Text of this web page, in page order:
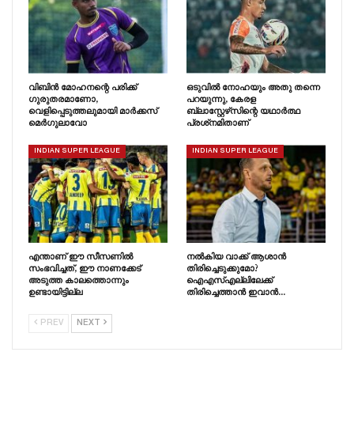
വിബിൻ മോഹനന്റെ പരിക്ക്
ഗുരുതരമാണോ,
വെളിപ്പെടുത്തലുമായി മാർക്കസ്
മെർഗുലാവോ
ഒടുവിൽ നോഹയും അതു തന്നെ
പറയുന്നു, കേരള
ബ്ലാസ്റ്റേഴ്‌സിന്റെ യഥാർത്ഥ
പ്രശ്‌നമിതാണ്
INDIAN SUPER LEAGUE
എന്താണ് ഈ സീസണിൽ
സംഭവിച്ചത്, ഈ നാണക്കേട്
അടുത്ത കാലത്തൊന്നും
ഉണ്ടായിട്ടില്ല
INDIAN SUPER LEAGUE
നൽകിയ വാക്ക് ആശാൻ
തിരിച്ചെടുക്കുമോ?
ഐഎസ്എല്ലിലേക്ക്
തിരിച്ചെത്താൻ ഇവാൻ…
PREV NEXT